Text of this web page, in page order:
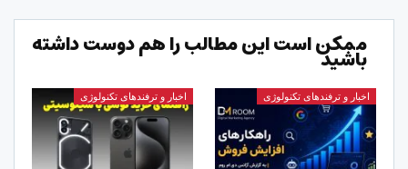
ممکن است این مطالب را هم دوست داشته
باشید
اخبار و ترفندهای تکنولوژی اخبار و ترفندهای تکنولوژی